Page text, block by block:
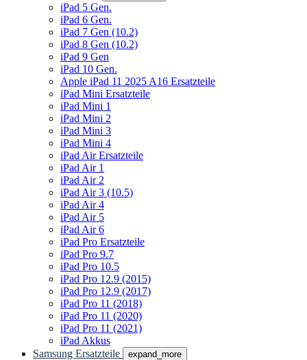
iPad 5 Gen.
iPad 6 Gen.
iPad 7 Gen (10.2)
iPad 8 Gen (10.2)
iPad 9 Gen
iPad 10 Gen.
Apple iPad 11 2025 A16 Ersatzteile
iPad Mini Ersatzteile
iPad Mini 1
iPad Mini 2
iPad Mini 3
iPad Mini 4
iPad Air Ersatzteile
iPad Air 1
iPad Air 2
iPad Air 3 (10.5)
iPad Air 4
iPad Air 5
iPad Air 6
iPad Pro Ersatzteile
iPad Pro 9.7
iPad Pro 10.5
iPad Pro 12.9 (2015)
iPad Pro 12.9 (2017)
iPad Pro 11 (2018)
iPad Pro 11 (2020)
iPad Pro 11 (2021)
iPad Akkus
Samsung Ersatzteile
expand_more